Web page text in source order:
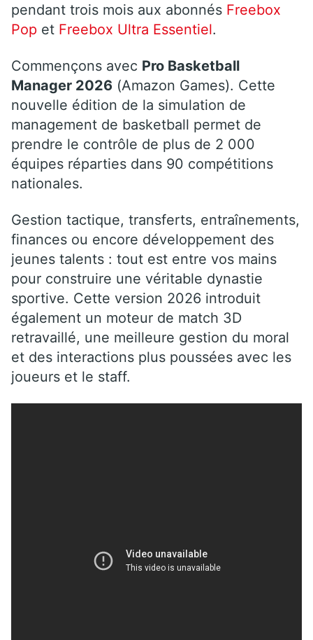
pendant trois mois aux abonnés Freebox
Pop et Freebox Ultra Essentiel.
Commençons avec Pro Basketball
Manager 2026 (Amazon Games). Cette
nouvelle édition de la simulation de
management de basketball permet de
prendre le contrôle de plus de 2 000
équipes réparties dans 90 compétitions
nationales.
Gestion tactique, transferts, entraînements,
finances ou encore développement des
jeunes talents : tout est entre vos mains
pour construire une véritable dynastie
sportive. Cette version 2026 introduit
également un moteur de match 3D
retravaillé, une meilleure gestion du moral
et des interactions plus poussées avec les
joueurs et le staff.